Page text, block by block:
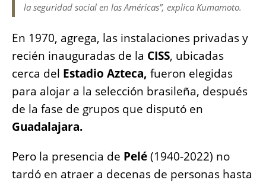
la seguridad social en las Américas”, explica Kumamoto.
En 1970, agrega, las instalaciones privadas y
recién inauguradas de la CISS, ubicadas
cerca del Estadio Azteca, fueron elegidas
para alojar a la selección brasileña, después
de la fase de grupos que disputó en
Guadalajara.
Pero la presencia de Pelé(1940-2022) no
tardó en atraer a decenas de personas hasta